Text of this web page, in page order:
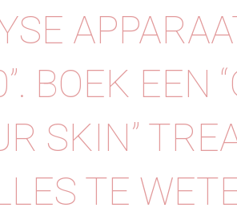
BOEK EEN
SKIN”
TE